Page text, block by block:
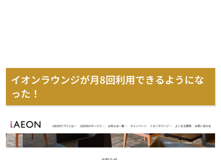
イオンラウンジが月8回利用できるようにな
った！